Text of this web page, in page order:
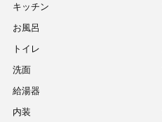
キッチン
お風呂
トイレ
洗面
給湯器
内装